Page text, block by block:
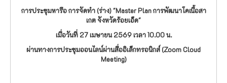
การประชุมหารือการจัดทำ (ร่าง) "Master Plan การพัฒนาโคเนื้อสา
เกต จังหวัดร้อยเอ็ด"
เมื่อวันที่ 27 เมษายน 2569 เวลา 10.00 น.
ผ่านทางการประชุมออนไลน์ผ่านสื่ออิเล็กทรอนิกส์ (Zoom Cloud
Meeting)